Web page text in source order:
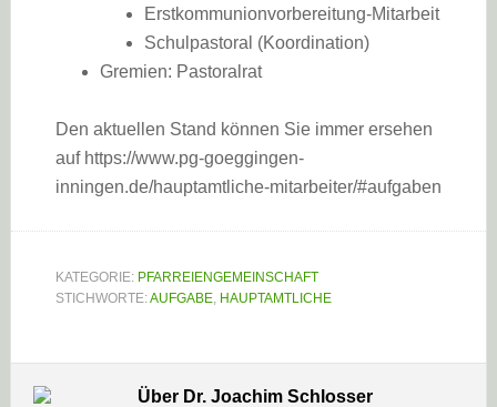
Erstkommunionvorbereitung-Mitarbeit
Schulpastoral (Koordination)
Gremien: Pastoralrat
Den aktuellen Stand können Sie immer ersehen
auf https://www.pg-goeggingen-
inningen.de/hauptamtliche-mitarbeiter/#aufgaben
KATEGORIE: PFARREIENGEMEINSCHAFT
STICHWORTE:AUFGABE, HAUPTAMTLICHE
Über Dr. Joachim Schlosser